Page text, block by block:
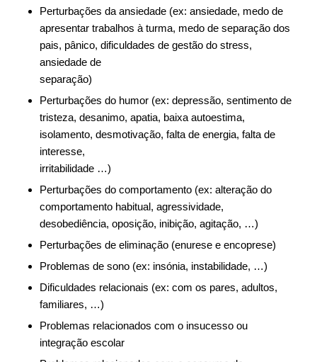
Perturbações da ansiedade (ex: ansiedade, medo de
apresentar trabalhos à turma, medo de separação dos
pais, pânico, dificuldades de gestão do stress,
ansiedade de
separação)
Perturbações do humor (ex: depressão, sentimento de
tristeza, desanimo, apatia, baixa autoestima,
isolamento, desmotivação, falta de energia, falta de
interesse,
irritabilidade …)
Perturbações do comportamento (ex: alteração do
comportamento habitual, agressividade,
desobediência, oposição, inibição, agitação, …)
Perturbações de eliminação (enurese e encoprese)
Problemas de sono (ex: insónia, instabilidade, …)
Dificuldades relacionais (ex: com os pares, adultos,
familiares, …)
Problemas relacionados com o insucesso ou
integração escolar